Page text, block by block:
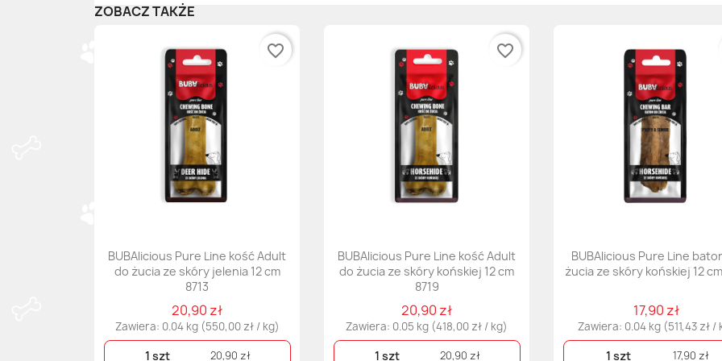
ZOBACZ TAKŻE
BUBAlicious Pure Line kość Adult
do żucia ze skóry jelenia 12 cm
8713
20,90 zł
Zawiera: 0.04 kg (550,00 zł / kg)
1 szt 20,90 zł
favorite_border
BUBAlicious Pure Line kość Adult
do żucia ze skóry końskiej 12 cm
8719
20,90 zł
Zawiera: 0.05 kg (418,00 zł / kg)
1 szt 20,90 zł
favorite_border
BUBAlicious Pure Line
żucia ze skóry końskiej 12
17,90 zł
Zawiera: 0.04 kg (511,43 zł /
1 szt 17,90 zł